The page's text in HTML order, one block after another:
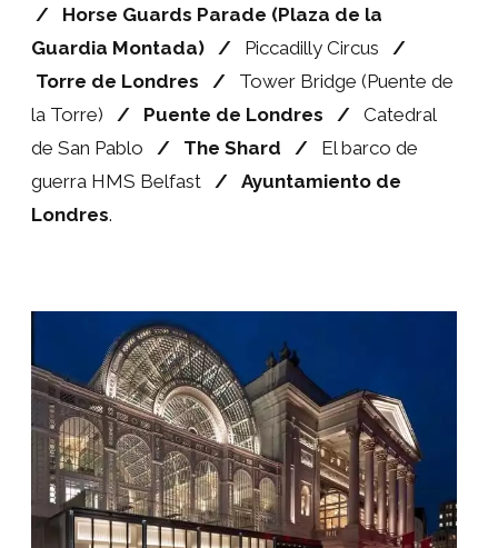
/
Horse Guards Parade (Plaza de la
Guardia Montada)
/Piccadilly Circus /
Torre de Londres
/Tower Bridge (Puente de
la Torre) / Puente de Londres /Catedral
de San Pablo / The Shard /
El barco de
guerra HMS Belfast /
Ayuntamiento de
Londres.